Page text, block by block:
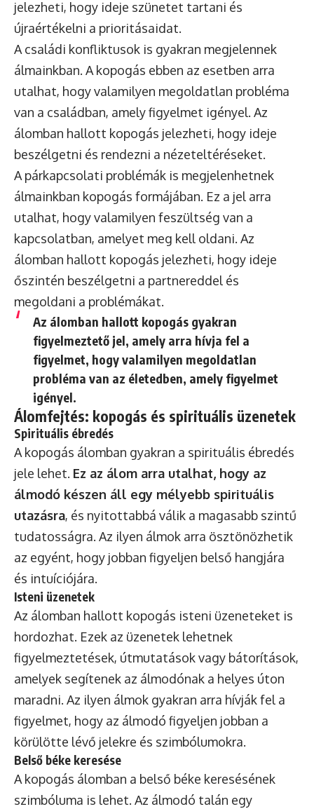
jelezheti, hogy ideje szünetet tartani és
újraértékelni a prioritásaidat.
A családi konfliktusok is gyakran megjelennek
álmainkban. A kopogás ebben az esetben arra
utalhat, hogy valamilyen megoldatlan probléma
van a családban, amely figyelmet igényel. Az
álomban hallott kopogás jelezheti, hogy ideje
beszélgetni és rendezni a nézeteltéréseket.
A párkapcsolati problémák is megjelenhetnek
álmainkban kopogás formájában. Ez a jel arra
utalhat, hogy valamilyen feszültség van a
kapcsolatban, amelyet meg kell oldani. Az
álomban hallott kopogás jelezheti, hogy ideje
őszintén beszélgetni a partnereddel és
megoldani a problémákat.
Az álomban hallott kopogás gyakran
figyelmeztető jel, amely arra hívja fel a
figyelmet, hogy valamilyen megoldatlan
probléma van az életedben, amely figyelmet
igényel.
Álomfejtés: kopogás és spirituális üzenetek
Spirituális ébredés
A kopogás álomban gyakran a spirituális ébredés
jele lehet. Ez az álom arra utalhat, hogy az
álmodó készen áll egy mélyebb spirituális
utazásra, és nyitottabbá válik a magasabb szintű
tudatosságra. Az ilyen álmok arra ösztönözhetik
az egyént, hogy jobban figyeljen belső hangjára
és intuíciójára.
Isteni üzenetek
Az álomban hallott kopogás isteni üzeneteket is
hordozhat. Ezek az üzenetek lehetnek
figyelmeztetések, útmutatások vagy bátorítások,
amelyek segítenek az álmodónak a helyes úton
maradni. Az ilyen álmok gyakran arra hívják fel a
figyelmet, hogy az álmodó figyeljen jobban a
körülötte lévő jelekre és szimbólumokra.
Belső béke keresése
A kopogás álomban a belső béke keresésének
szimbóluma is lehet. Az álmodó talán egy